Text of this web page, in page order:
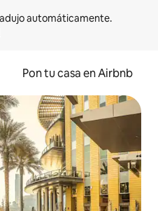
Pon tu casa en Airbnb